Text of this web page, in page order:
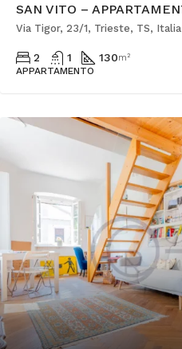
Via Tigor, 23/1, Trieste, TS, Italia
2 1 130m²
APPARTAMENTO